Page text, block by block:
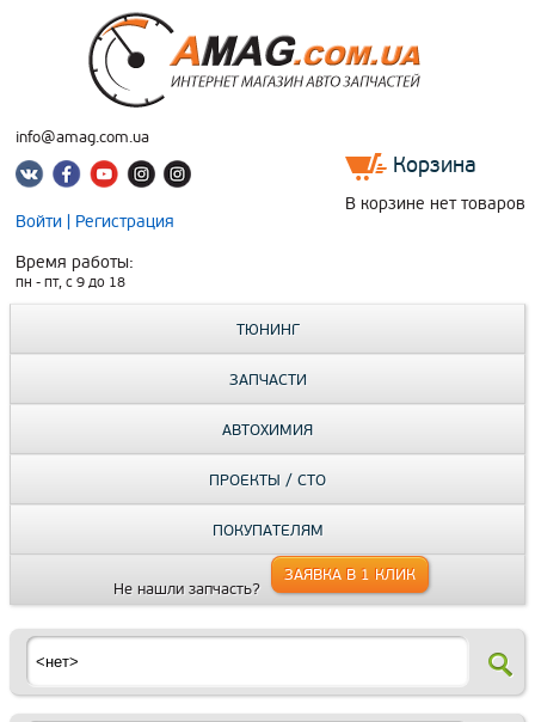
info@amag.com.ua
Войти | Регистрация
Время работы:
пн - пт, c 9 до 18
Корзина
В корзине нет товаров
ТЮНИНГ
ЗАПЧАСТИ
АВТОХИМИЯ
ПРОЕКТЫ / СТО
ПОКУПАТЕЛЯМ
Не нашли запчасть?
ЗАЯВКА В 1 КЛИК